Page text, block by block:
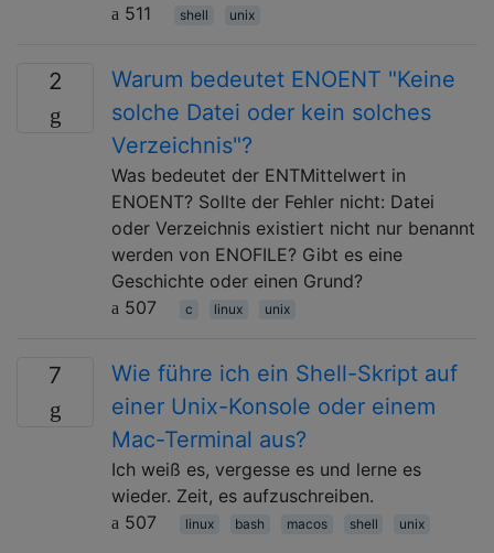
511
shell unix
2
Warum bedeutet ENOENT "Keine
solche Datei oder kein solches
Verzeichnis"?
Was bedeutet der ENTMittelwert in
ENOENT? Sollte der Fehler nicht: Datei
oder Verzeichnis existiert nicht nur benannt
werden von ENOFILE? Gibt es eine
Geschichte oder einen Grund?
507
c linux unix
7
Wie führe ich ein Shell-Skript auf
einer Unix-Konsole oder einem
Mac-Terminal aus?
Ich weiß es, vergesse es und lerne es
wieder. Zeit, es aufzuschreiben.
507
linux bash macos shell unix